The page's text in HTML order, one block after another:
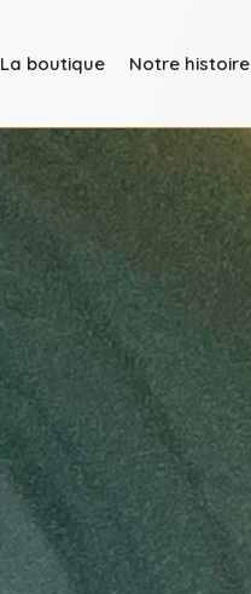
La boutique Notre histoire